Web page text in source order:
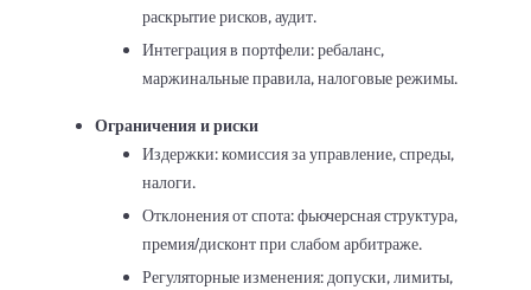
раскрытие рисков, аудит.
Интеграция в портфели: ребаланс,
маржинальные правила, налоговые режимы.
Ограничения и риски
Издержки: комиссия за управление, спреды,
налоги.
Отклонения от спота: фьючерсная структура,
премия/дисконт при слабом арбитраже.
Регуляторные изменения: допуски, лимиты,